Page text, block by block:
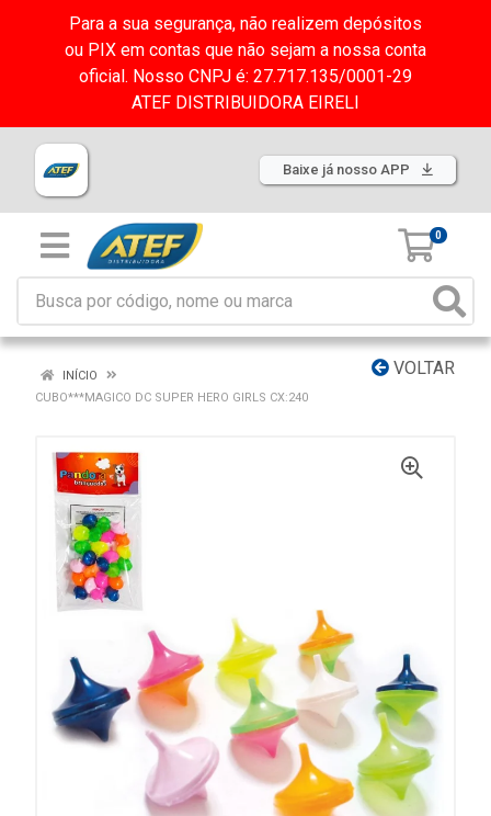
Para a sua segurança, não realizem depósitos
ou PIX em contas que não sejam a nossa conta
oficial. Nosso CNPJ é: 27.717.135/0001-29
ATEF DISTRIBUIDORA EIRELI
Baixe já nosso APP
0
VOLTAR
INÍCIO
CUBO***MAGICO DC SUPER HERO GIRLS CX:240